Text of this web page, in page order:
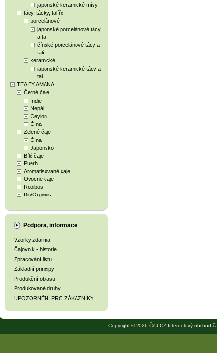
japonské keramické mísy
tácy, tácky, talíře
porcelánové
japonské porcelánové tácy
a ta
čínské porcelánové tácy a
talí
keramické
japonské keramické tácy a
tal
TEA BY AMANA
Černé čaje
Indie
Nepál
Ceylon
Čína
Zelené čaje
Čína
Japonsko
Bílé čaje
Puerh
Aromatisované čaje
Ovocné čaje
Rooibos
Bio/Organic
Podpora, informace
Vzorky zdarma
Čajovník - historie
Zpracování listu
Základní principy
Produkční oblasti
Produkované druhy
UPOZORNĚNÍ PRO ZÁKAZNÍKY
Copyright © 2026 ČAJ.CZ Internetový obchod